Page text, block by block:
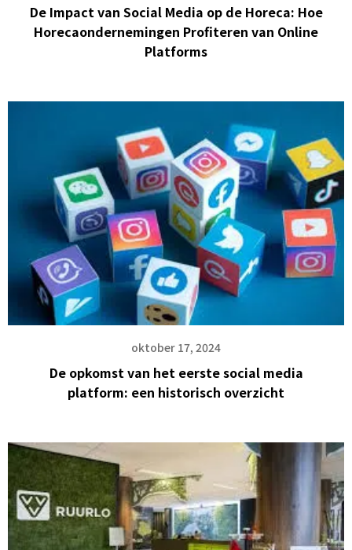
De Impact van Social Media op de Horeca: Hoe
Horecaondernemingen Profiteren van Online
Platforms
oktober 17, 2024
De opkomst van het eerste social media
platform: een historisch overzicht